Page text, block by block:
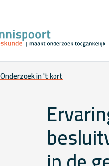
Onderzoek in 't kort